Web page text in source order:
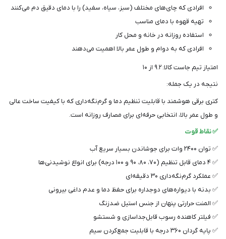
افرادی که چای‌های مختلف (سبز، سیاه، سفید) را با دمای دقیق دم می‌کنند
تهیه قهوه با دمای مناسب
استفاده روزانه در خانه و محل کار
افرادی که به دوام و طول عمر بالا اهمیت می‌دهند
امتیاز تیم جاست کالا: ۹.۲ از ۱۰
نتیجه در یک جمله:
کتری برقی هوشمند با قابلیت تنظیم دما و گرم‌نگه‌داری که با کیفیت ساخت عالی
و طول عمر بالا، انتخابی حرفه‌ای برای مصارف روزانه است.
✅ نقاط قوت
✅ توان ۲۴۰۰ وات برای جوشاندن بسیار سریع آب
✅ ۴ دمای قابل تنظیم (۷۰، ۸۰، ۹۰ و ۱۰۰ درجه) برای انواع نوشیدنی‌ها
✅ عملکرد گرم‌نگه‌داری ۳۰ دقیقه‌ای
✅ بدنه با دیواره‌های دوجداره برای حفظ دما و عدم داغی بیرونی
✅ المنت حرارتی پنهان از جنس استیل ضدزنگ
✅ فیلتر کاهنده رسوب قابل‌جداسازی و شستشو
✅ پایه گردان ۳۶۰ درجه با قابلیت جمع‌کردن سیم